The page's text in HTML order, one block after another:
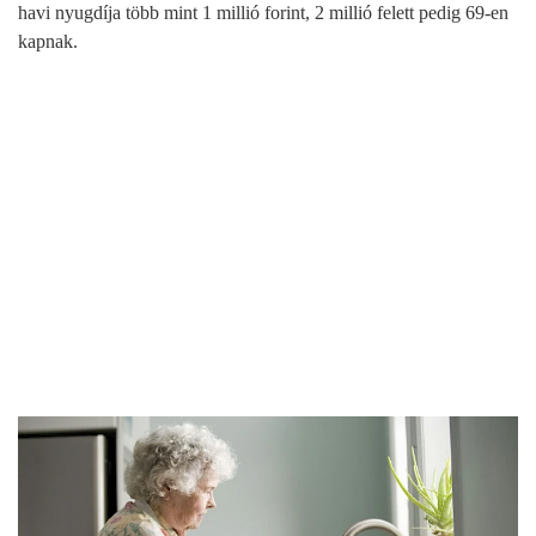
havi nyugdíja több mint 1 millió forint, 2 millió felett pedig 69-en
kapnak.